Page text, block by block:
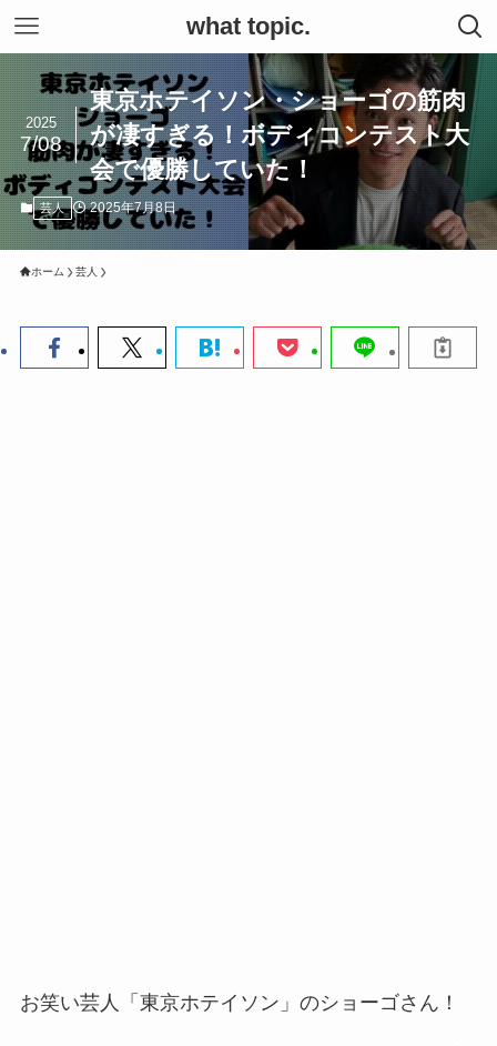
what topic.
東京ホテイソン・ショーゴの筋肉
が凄すぎる！ボディコンテスト大
会で優勝していた！
2025
7/08
芸人 2025年7月8日
ホーム 芸人
お笑い芸人「東京ホテイソン」のショーゴさん！